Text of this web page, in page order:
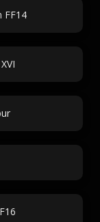
FF14